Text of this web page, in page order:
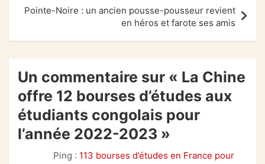
Pointe-Noire : un ancien pousse-pousseur revient
en héros et farote ses amis
Un commentaire sur « La Chine
offre 12 bourses d’études aux
étudiants congolais pour
l’année 2022-2023 »
Ping : 113 bourses d’études en France pour